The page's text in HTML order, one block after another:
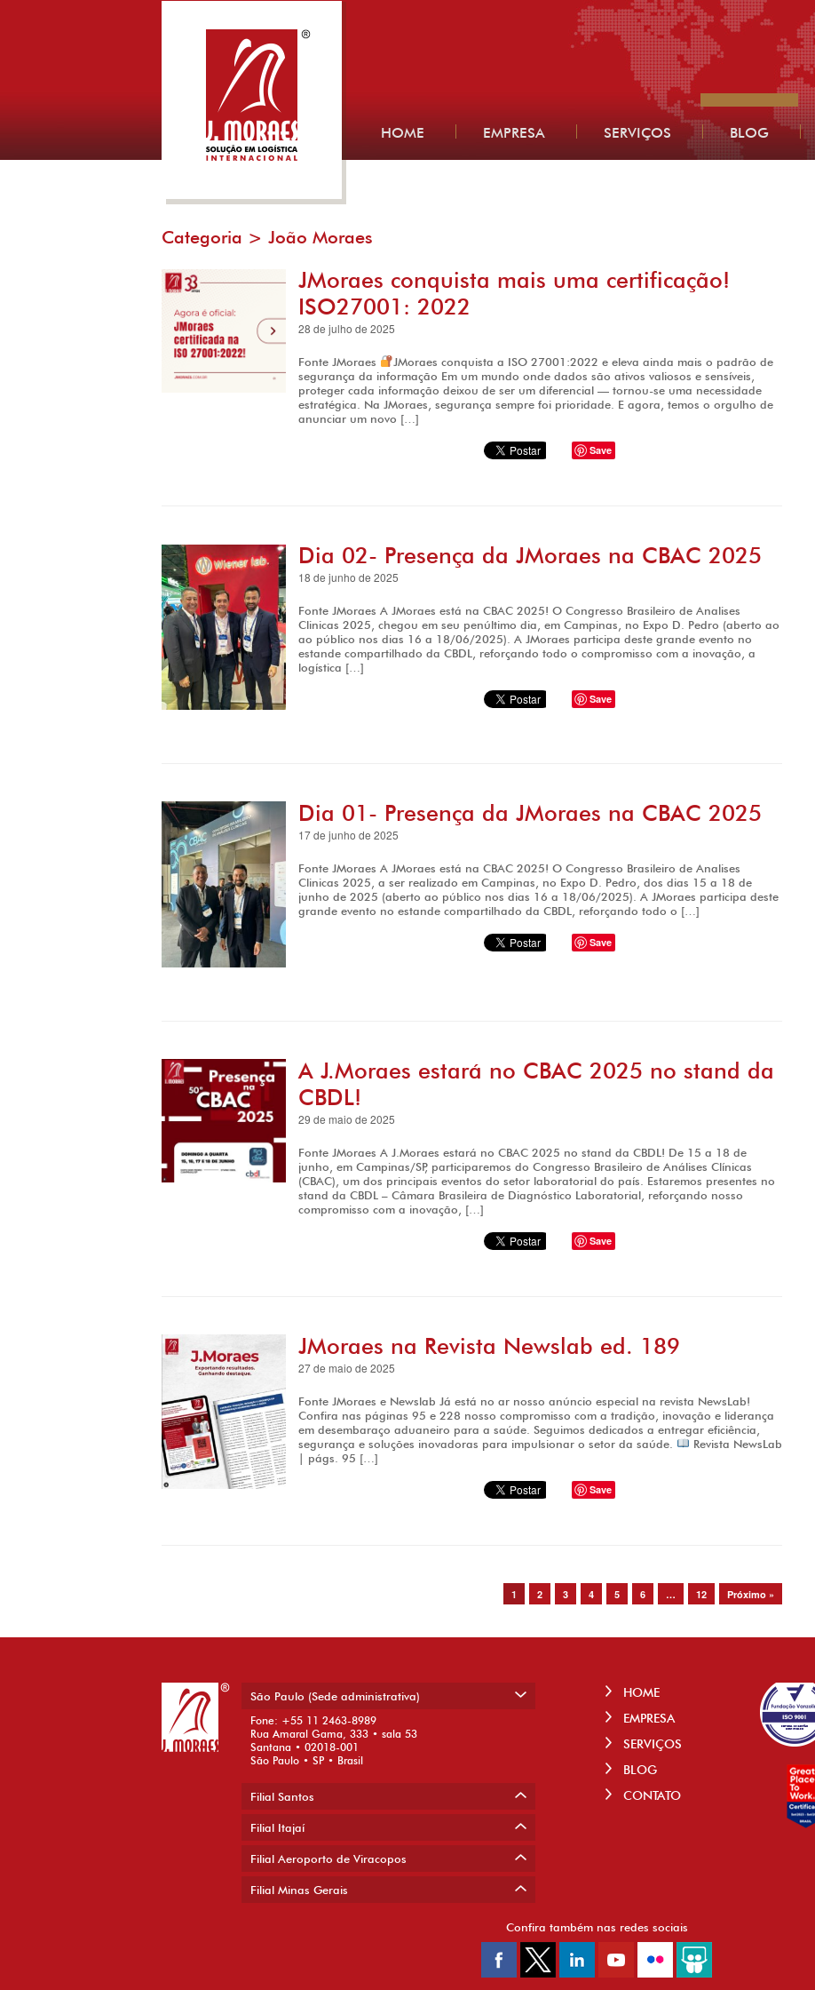
HOME EMPRESA SERVIÇOS BLOG
Categoria > João Moraes
JMoraes conquista mais uma certificação!
ISO27001: 2022
28 de julho de 2025
Fonte JMoraes
JMoraes conquista a ISO 27001:2022 e eleva ainda mais o padrão de
segurança da informação Em um mundo onde dados são ativos valiosos e sensíveis,
proteger cada informação deixou de ser um diferencial — tornou-se uma necessidade
estratégica. Na JMoraes, segurança sempre foi prioridade. E agora, temos o orgulho de
anunciar um novo […]
Save
Dia 02- Presença da JMoraes na CBAC 2025
18 de junho de 2025
Fonte JMoraes A JMoraes está na CBAC 2025! O Congresso Brasileiro de Analises
Clinicas 2025, chegou em seu penúltimo dia, em Campinas, no Expo D. Pedro (aberto ao
ao público nos dias 16 a 18/06/2025). A JMoraes participa deste grande evento no
estande compartilhado da CBDL, reforçando todo o compromisso com a inovação, a
logística […]
Save
Dia 01- Presença da JMoraes na CBAC 2025
17 de junho de 2025
Fonte JMoraes A JMoraes está na CBAC 2025! O Congresso Brasileiro de Analises
Clinicas 2025, a ser realizado em Campinas, no Expo D. Pedro, dos dias 15 a 18 de
junho de 2025 (aberto ao público nos dias 16 a 18/06/2025). A JMoraes participa deste
grande evento no estande compartilhado da CBDL, reforçando todo o […]
Save
A J.Moraes estará no CBAC 2025 no stand da
CBDL!
29 de maio de 2025
Fonte JMoraes A J.Moraes estará no CBAC 2025 no stand da CBDL! De 15 a 18 de
junho, em Campinas/SP, participaremos do Congresso Brasileiro de Análises Clínicas
(CBAC), um dos principais eventos do setor laboratorial do país. Estaremos presentes no
stand da CBDL – Câmara Brasileira de Diagnóstico Laboratorial, reforçando nosso
compromisso com a inovação, […]
Save
JMoraes na Revista Newslab ed. 189
27 de maio de 2025
Fonte JMoraes e Newslab Já está no ar nosso anúncio especial na revista NewsLab!
Confira nas páginas 95 e 228 nosso compromisso com a tradição, inovação e liderança
em desembaraço aduaneiro para a saúde. Seguimos dedicados a entregar eficiência,
segurança e soluções inovadoras para impulsionar o setor da saúde.
Revista NewsLab
| págs. 95 […]
Save
1 2 3 4 5 6 … 12 Próximo »
São Paulo (Sede administrativa)
Fone: +55 11 2463-8989
Rua Amaral Gama, 333 • sala 53
Santana • 02018-001
São Paulo • SP • Brasil
Filial Santos
Filial Itajaí
Filial Aeroporto de Viracopos
Filial Minas Gerais
HOME
EMPRESA
SERVIÇOS
BLOG
CONTATO
Confira também nas redes sociais